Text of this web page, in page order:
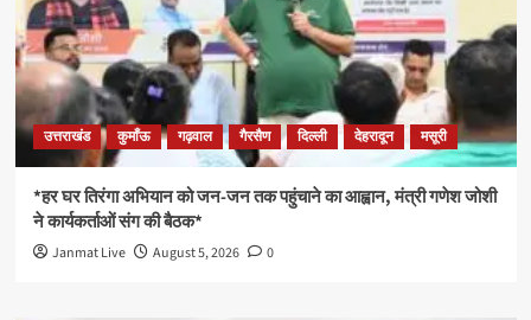
उत्तराखंड कुमाँऊ गढ़वाल गैरसैण दिल्ली देहरादून मसूरी
*हर घर तिरंगा अभियान को जन-जन तक पहुंचाने का आह्वान, मंत्री गणेश जोशी
ने कार्यकर्ताओं संग की बैठक*
Janmat Live August 5, 2026 0